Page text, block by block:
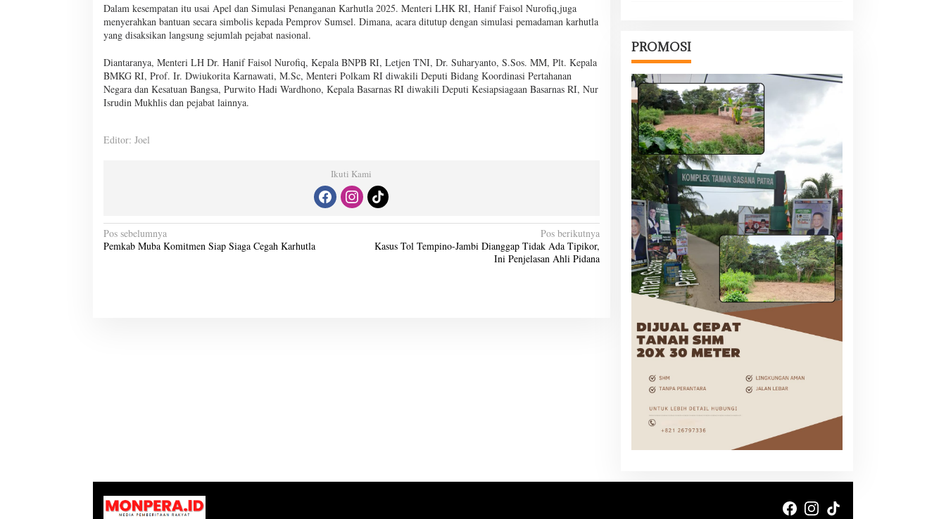
Dalam kesempatan itu usai Apel dan Simulasi Penanganan Karhutla 2025. Menteri LHK RI, Hanif Faisol Nurofiq,juga
menyerahkan bantuan secara simbolis kepada Pemprov Sumsel. Dimana, acara ditutup dengan simulasi pemadaman karhutla
yang disaksikan langsung sejumlah pejabat nasional.
Diantaranya, Menteri LH Dr. Hanif Faisol Nurofiq, Kepala BNPB RI, Letjen TNI, Dr. Suharyanto, S.Sos. MM, Plt. Kepala
BMKG RI, Prof. Ir. Dwiukorita Karnawati, M.Sc, Menteri Polkam RI diwakili Deputi Bidang Koordinasi Pertahanan
Negara dan Kesatuan Bangsa, Purwito Hadi Wardhono, Kepala Basarnas RI diwakili Deputi Kesiapsiagaan Basarnas RI, Nur
Isrudin Mukhlis dan pejabat lainnya.
Editor: Joel
Ikuti Kami
N
a
Pos sebelumnya
Pemkab Muba Komitmen Siap Siaga Cegah Karhutla
Pos berikutnya
Kasus Tol Tempino-Jambi Dianggap Tidak Ada Tipikor,
Ini Penjelasan Ahli Pidana
PROMOSI